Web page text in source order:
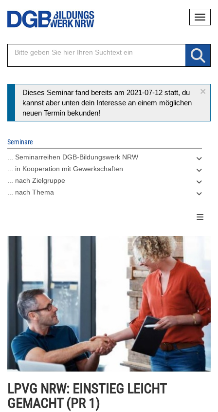
Direkt
Inhalt
×
Statusmeldung
Dieses Seminar fand bereits am 2021-07-12 statt, du
kannst aber unten dein Interesse an einem möglichen
neuen Termin bekunden!
Seminare
... Seminarreihen DGB-Bildungswerk NRW
... in Kooperation mit Gewerkschaften
... nach Zielgruppe
... nach Thema
LPVG NRW: EINSTIEG LEICHT
GEMACHT (PR 1)